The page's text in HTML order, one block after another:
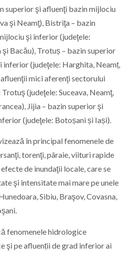
superior şi afluenţi bazin mijlociu
şi Neamţ), Bistriţa – bazin
şi inferior (judeţele:
şi Bacău), Trotuș – bazin superior
(judeţele: Harghita, Neamț,
mici aferenţi sectorului
(judeţele: Suceava, Neamţ,
Jijia – bazin superior şi
(judeţele: Botoșani și Iași).
în principal fenomenele de
torenţi, pâraie, viituri rapide
de inundaţii locale, care se
şi intensitate mai mare pe unele
Sibiu, Braşov, Covasna,
fenomenele hidrologice
şi pe afluenții de grad inferior ai